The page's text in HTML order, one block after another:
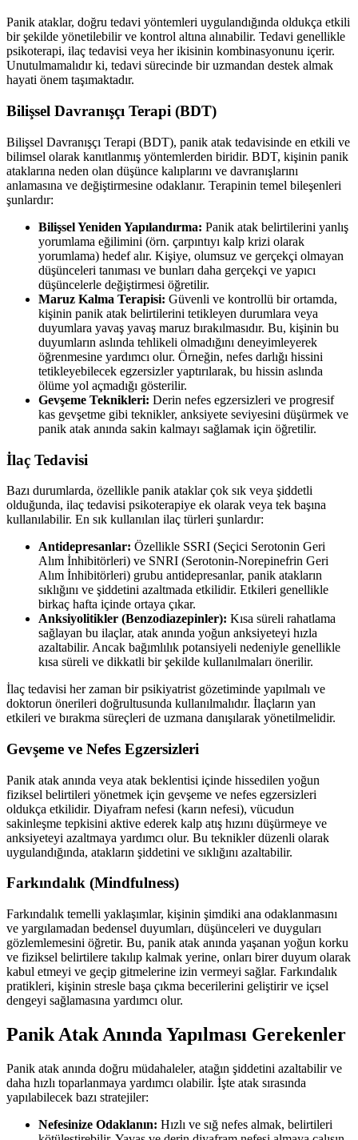
Panik ataklar, doğru tedavi yöntemleri uygulandığında oldukça etkili
bir şekilde yönetilebilir ve kontrol altına alınabilir. Tedavi genellikle
psikoterapi, ilaç tedavisi veya her ikisinin kombinasyonunu içerir.
Unutulmamalıdır ki, tedavi sürecinde bir uzmandan destek almak
hayati önem taşımaktadır.
Bilişsel Davranışçı Terapi (BDT)
Bilişsel Davranışçı Terapi (BDT), panik atak tedavisinde en etkili ve
bilimsel olarak kanıtlanmış yöntemlerden biridir. BDT, kişinin panik
ataklarına neden olan düşünce kalıplarını ve davranışlarını
anlamasına ve değiştirmesine odaklanır. Terapinin temel bileşenleri
şunlardır:
Bilişsel Yeniden Yapılandırma: Panik atak belirtilerini yanlış
yorumlama eğilimini (örn. çarpıntıyı kalp krizi olarak
yorumlama) hedef alır. Kişiye, olumsuz ve gerçekçi olmayan
düşünceleri tanıması ve bunları daha gerçekçi ve yapıcı
düşüncelerle değiştirmesi öğretilir.
Maruz Kalma Terapisi: Güvenli ve kontrollü bir ortamda,
kişinin panik atak belirtilerini tetikleyen durumlara veya
duyumlara yavaş yavaş maruz bırakılmasıdır. Bu, kişinin bu
duyumların aslında tehlikeli olmadığını deneyimleyerek
öğrenmesine yardımcı olur. Örneğin, nefes darlığı hissini
tetikleyebilecek egzersizler yaptırılarak, bu hissin aslında
ölüme yol açmadığı gösterilir.
Gevşeme Teknikleri: Derin nefes egzersizleri ve progresif
kas gevşetme gibi teknikler, anksiyete seviyesini düşürmek ve
panik atak anında sakin kalmayı sağlamak için öğretilir.
İlaç Tedavisi
Bazı durumlarda, özellikle panik ataklar çok sık veya şiddetli
olduğunda, ilaç tedavisi psikoterapiye ek olarak veya tek başına
kullanılabilir. En sık kullanılan ilaç türleri şunlardır:
Antidepresanlar: Özellikle SSRI (Seçici Serotonin Geri
Alım İnhibitörleri) ve SNRI (Serotonin-Norepinefrin Geri
Alım İnhibitörleri) grubu antidepresanlar, panik atakların
sıklığını ve şiddetini azaltmada etkilidir. Etkileri genellikle
birkaç hafta içinde ortaya çıkar.
Anksiyolitikler (Benzodiazepinler): Kısa süreli rahatlama
sağlayan bu ilaçlar, atak anında yoğun anksiyeteyi hızla
azaltabilir. Ancak bağımlılık potansiyeli nedeniyle genellikle
kısa süreli ve dikkatli bir şekilde kullanılmaları önerilir.
İlaç tedavisi her zaman bir psikiyatrist gözetiminde yapılmalı ve
doktorun önerileri doğrultusunda kullanılmalıdır. İlaçların yan
etkileri ve bırakma süreçleri de uzmana danışılarak yönetilmelidir.
Gevşeme ve Nefes Egzersizleri
Panik atak anında veya atak beklentisi içinde hissedilen yoğun
fiziksel belirtileri yönetmek için gevşeme ve nefes egzersizleri
oldukça etkilidir. Diyafram nefesi (karın nefesi), vücudun
sakinleşme tepkisini aktive ederek kalp atış hızını düşürmeye ve
anksiyeteyi azaltmaya yardımcı olur. Bu teknikler düzenli olarak
uygulandığında, atakların şiddetini ve sıklığını azaltabilir.
Farkındalık (Mindfulness)
Farkındalık temelli yaklaşımlar, kişinin şimdiki ana odaklanmasını
ve yargılamadan bedensel duyumları, düşünceleri ve duyguları
gözlemlemesini öğretir. Bu, panik atak anında yaşanan yoğun korku
ve fiziksel belirtilere takılıp kalmak yerine, onları birer duyum olarak
kabul etmeyi ve geçip gitmelerine izin vermeyi sağlar. Farkındalık
pratikleri, kişinin stresle başa çıkma becerilerini geliştirir ve içsel
dengeyi sağlamasına yardımcı olur.
Panik Atak Anında Yapılması Gerekenler
Panik atak anında doğru müdahaleler, atağın şiddetini azaltabilir ve
daha hızlı toparlanmaya yardımcı olabilir. İşte atak sırasında
yapılabilecek bazı stratejiler:
Nefesinize Odaklanın: Hızlı ve sığ nefes almak, belirtileri